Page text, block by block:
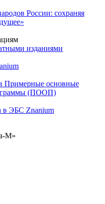
России: сохраняя
изданиями
Примерные основные
(ПООП)
в ЭБС Znanium
М»